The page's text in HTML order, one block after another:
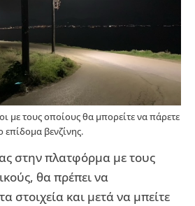
με τους οποίους θα μπορείτε να πάρετε
επίδομα βενζίνης.
στην πλατφόρμα με τους
θα πρέπει να
στοιχεία και μετά να μπείτε